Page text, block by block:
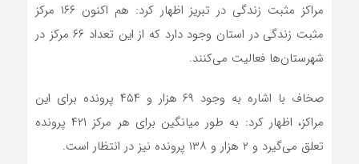
مراکز مثبت زندگی در تبریز اظهار کرد: هم اکنون ۱۶۶ مرکز
مثبت زندگی در استان وجود دارد که از این تعداد ۶۶ مرکز در
شهرستان‌ها فعالیت می‌کنند.
صخاف با اشاره به وجود ۶۹ هزار و ۴۵۴ پرونده برای این
مراکز، اظهار کرد: به طور میانگین برای هر مرکز ۴۲۱ پرونده
تعلق می‌گیرد و ۲ هزار و ۱۳۸ پرونده نیز در انتظار است.